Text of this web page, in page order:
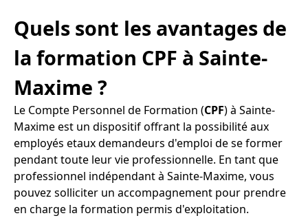
Quels sont les avantages de
la formation CPF à Sainte-
Maxime ?
Le Compte Personnel de Formation (CPF) à Sainte-
Maxime est un dispositif offrant la possibilité aux
employés etaux demandeurs d'emploi de se former
pendant toute leur vie professionnelle. En tant que
professionnel indépendant à Sainte-Maxime, vous
pouvez solliciter un accompagnement pour prendre
en charge la formation permis d'exploitation.